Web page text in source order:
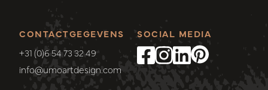
CONTACTGEGEVENS
+31 (0)6 54 73 32 49
info@umoartdesign.com
SOCIAL MEDIA